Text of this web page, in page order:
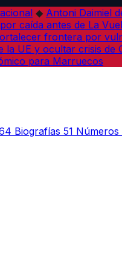
◆ Antoni Daimiel
caída antes de La
frontera por
la UE y ocultar crisis de
para Marruecos
Biografías 51 Números